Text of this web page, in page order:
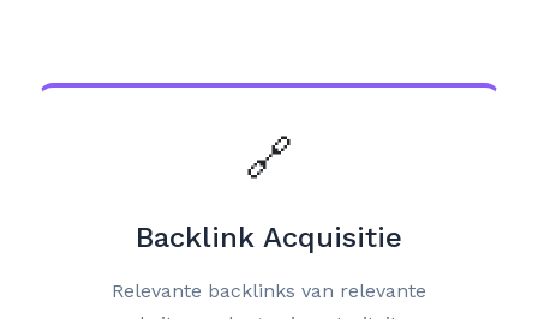
🔗
Backlink Acquisitie
Relevante backlinks van relevante